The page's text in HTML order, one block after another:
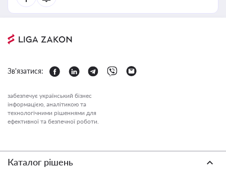
Зв'язатися:
забезпечує український бізнес
інформацією, аналітикою та
технологічними рішеннями для
ефективної та безпечної роботи.
Каталог рішень